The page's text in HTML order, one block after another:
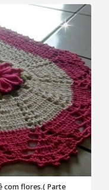
com flores.( Parte